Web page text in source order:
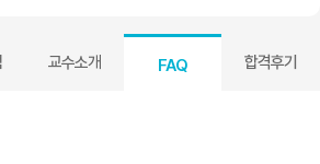
교수소개 FAQ 합격후기